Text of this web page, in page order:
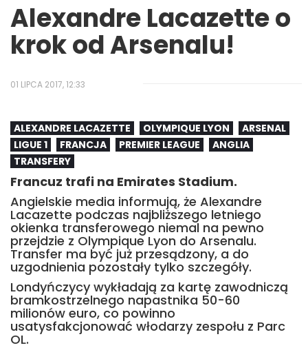
Alexandre Lacazette o
krok od Arsenalu!
01 LIPCA 2017, 12:33
ALEXANDRE LACAZETTE OLYMPIQUE LYON
ARSENAL
LIGUE 1
FRANCJA PREMIER LEAGUE
ANGLIA
TRANSFERY
Francuz trafi na Emirates Stadium.
Angielskie media informują, że Alexandre
Lacazette podczas najbliższego letniego
okienka transferowego niemal na pewno
przejdzie z Olympique Lyon do Arsenalu.
Transfer ma być już przesądzony, a do
uzgodnienia pozostały tylko szczegóły.
Londyńczycy wykładają za kartę zawodniczą
bramkostrzelnego napastnika 50-60
milionów euro, co powinno
usatysfakcjonować włodarzy zespołu z Parc
OL.